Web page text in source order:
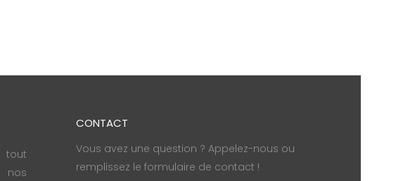
tout
nos
CONTACT
Vous avez une question ? Appelez-nous ou
remplissez le formulaire de contact !